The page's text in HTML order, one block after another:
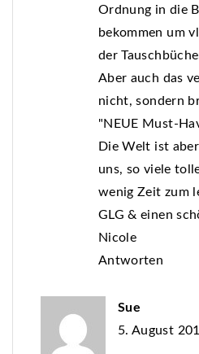
Ordnung in die
bekommen um
der
Aber auch das
nicht, sondern
"NEUE Must-
Die Welt ist
uns, so viele
wenig Zeit zum
GLG & einen
Nicole
Antworten
Sue
5. August